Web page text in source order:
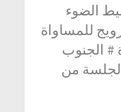
الضوء
للمساواة
# الجنوب
لجلسة من